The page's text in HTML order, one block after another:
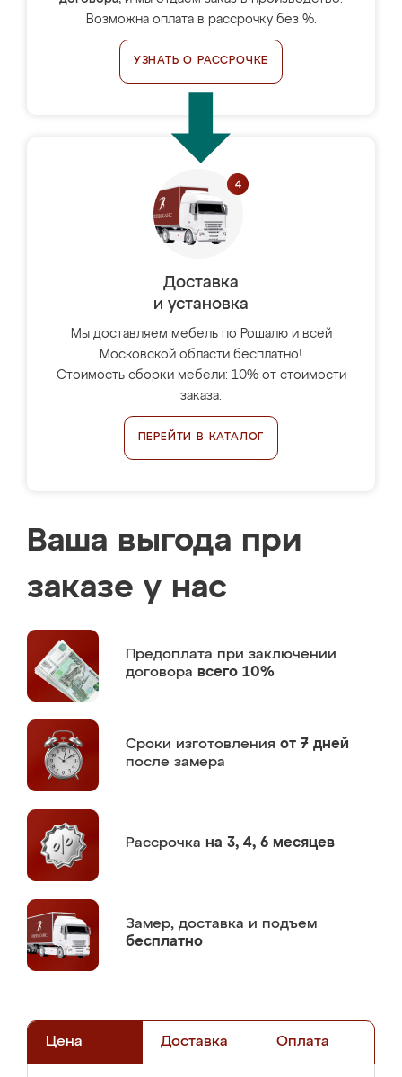
Возможна оплата в рассрочку без %.
УЗНАТЬ О РАССРОЧКЕ
Доставка
и установка
Мы доставляем мебель по Рошалю и всей
Московской области бесплатно!
Стоимость сборки мебели: 10% от стоимости
заказа.
ПЕРЕЙТИ В КАТАЛОГ
Ваша выгода при
заказе у нас
Предоплата при заключении
договора всего 10%
Сроки изготовления от 7 дней
после замера
Рассрочка на 3, 4, 6 месяцев
Замер, доставка и подъем
бесплатно
Цена Доставка Оплата